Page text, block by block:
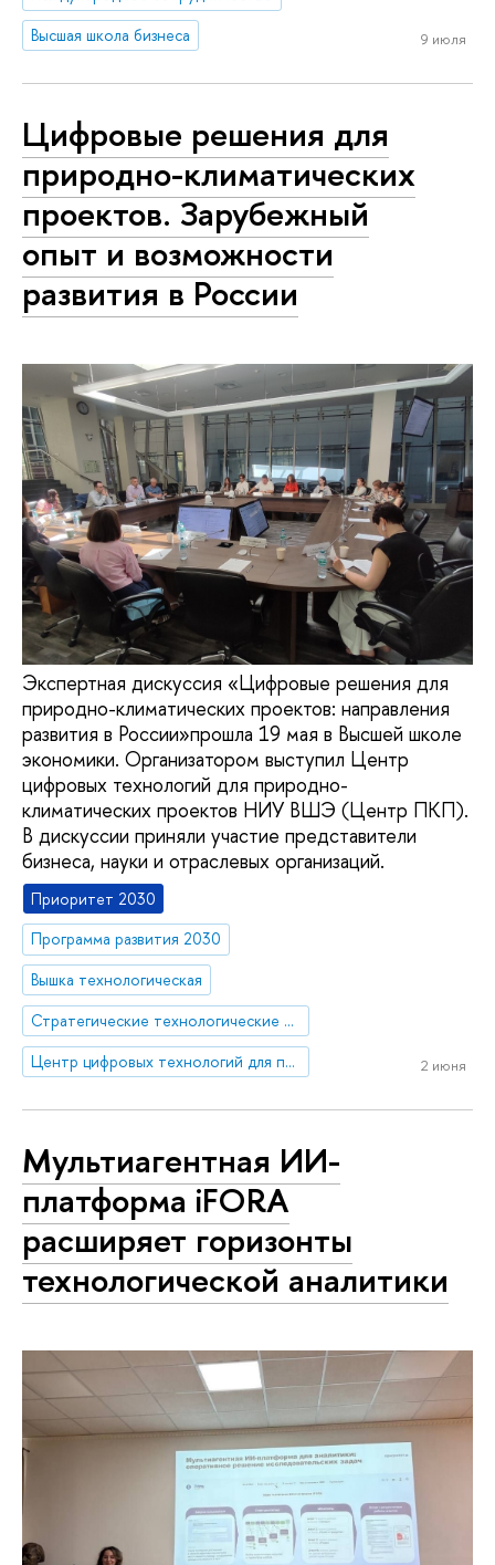
Высшая школа бизнеса
9 июля
Цифровые решения для
природно-климатических
проектов. Зарубежный
опыт и возможности
развития в России
Экспертная дискуссия «Цифровые решения для
природно-климатических проектов: направления
развития в России»прошла 19 мая в Высшей школе
экономики. Организатором выступил Центр
цифровых технологий для природно-
климатических проектов НИУ ВШЭ (Центр ПКП).
В дискуссии приняли участие представители
бизнеса, науки и отраслевых организаций.
Приоритет 2030
Программа развития 2030
Вышка технологическая
Стратегические технологические проекты
Центр цифровых технологий для природно-климатических проектов программы карбоновых полигонов
2 июня
Мультиагентная ИИ-
платформа iFORA
расширяет горизонты
технологической аналитики